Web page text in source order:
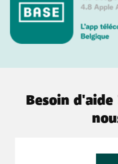
Besoin d'aide